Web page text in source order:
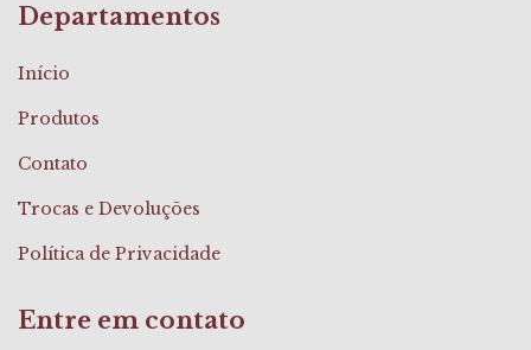
Departamentos
Início
Produtos
Contato
Trocas e Devoluções
Política de Privacidade
Entre em contato